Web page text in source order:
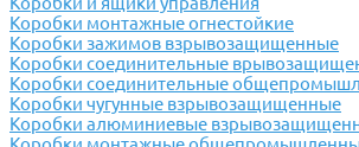
Коробки монтажные огнестойкие
Коробки зажимов взрывозащищенные
Коробки соединительные
Коробки соединительные
Коробки чугунные взрывозащищенные
Коробки алюминиевые